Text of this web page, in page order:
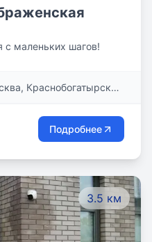
с маленьких шагов!
Краснобогатырская
Подробнее
3.5 км